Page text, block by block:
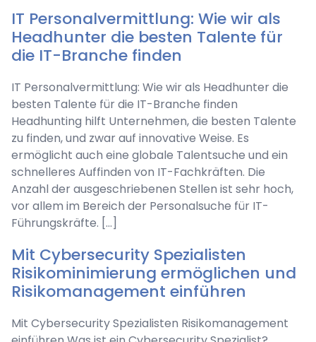
IT Personalvermittlung: Wie wir als
Headhunter die besten Talente für
die IT-Branche finden
IT Personalvermittlung: Wie wir als Headhunter die
besten Talente für die IT-Branche finden
Headhunting hilft Unternehmen, die besten Talente
zu finden, und zwar auf innovative Weise. Es
ermöglicht auch eine globale Talentsuche und ein
schnelleres Auffinden von IT-Fachkräften. Die
Anzahl der ausgeschriebenen Stellen ist sehr hoch,
vor allem im Bereich der Personalsuche für IT-
Führungskräfte. […]
Mit Cybersecurity Spezialisten
Risikominimierung ermöglichen und
Risikomanagement einführen
Mit Cybersecurity Spezialisten Risikomanagement